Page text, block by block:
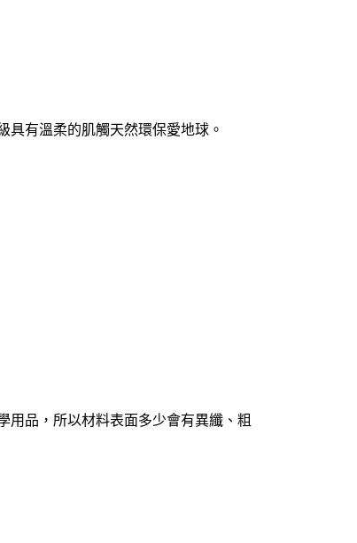
具有溫柔的肌觸天然環保愛地球。
用品，所以材料表面多少會有異纖、粗